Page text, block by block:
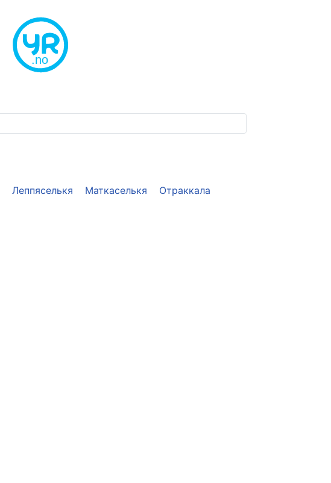
Леппяселькя Маткаселькя
Отраккала